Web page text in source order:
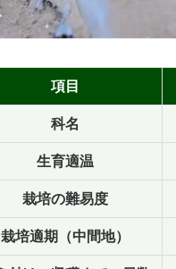
項目
科名
生育適温
栽培の難易度
栽培適期（中間地）